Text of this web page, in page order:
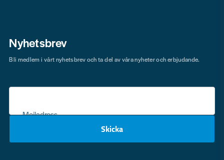
Nyhetsbrev
Mejladress
Skicka
Bli medlem i vårt nyhetsbrev och ta del av våra nyheter och erbjudande.